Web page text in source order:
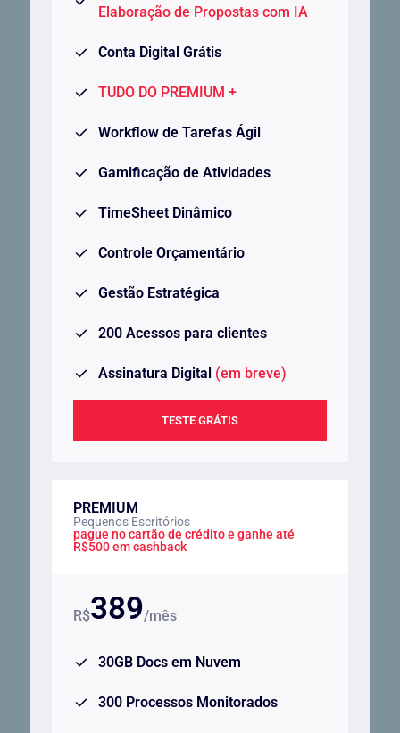
Elaboração de Propostas com IA
Conta Digital Grátis
TUDO DO PREMIUM +
Workflow de Tarefas Ágil
Gamificação de Atividades
TimeSheet Dinâmico
Controle Orçamentário
Gestão Estratégica
200 Acessos para clientes
Assinatura Digital (em breve)
TESTE GRÁTIS
PREMIUM
Pequenos Escritórios
pague no cartão de crédito e ganhe até
R$500 em cashback
R$389/mês
30GB Docs em Nuvem
300 Processos Monitorados